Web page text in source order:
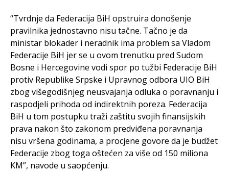
“Tvrdnje da Federacija BiH opstruira donošenje
pravilnika jednostavno nisu tačne. Tačno je da
ministar blokader i neradnik ima problem sa Vladom
Federacije BiH jer se u ovom trenutku pred Sudom
Bosne i Hercegovine vodi spor po tužbi Federacije BiH
protiv Republike Srpske i Upravnog odbora UIO BiH
zbog višegodišnjeg neusvajanja odluka o poravnanju i
raspodjeli prihoda od indirektnih poreza. Federacija
BiH u tom postupku traži zaštitu svojih finansijskih
prava nakon što zakonom predviđena poravnanja
nisu vršena godinama, a procjene govore da je budžet
Federacije zbog toga oštećen za više od 150 miliona
KM”, navode u saopćenju.